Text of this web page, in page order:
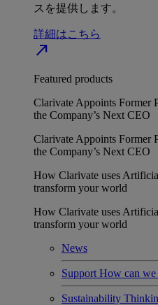
スを提供します。
詳細はこちら
north_east
Featured products
Clarivate Appoints Former
the Company’s Next CEO
Clarivate Appoints Former
the Company’s Next CEO
How Clarivate uses
transform your world
How Clarivate uses
transform your world
News
Support How can we
Sustainability